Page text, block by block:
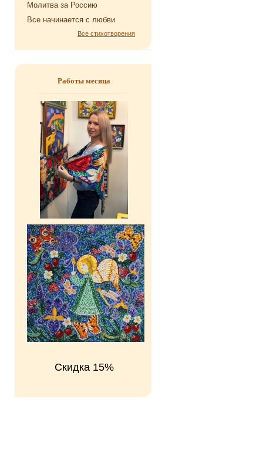
Мо­лит­ва за Рос­сию
Все на­чи­на­ет­ся с любви
Все стихотворения
Работы месяца
Скидка 15%